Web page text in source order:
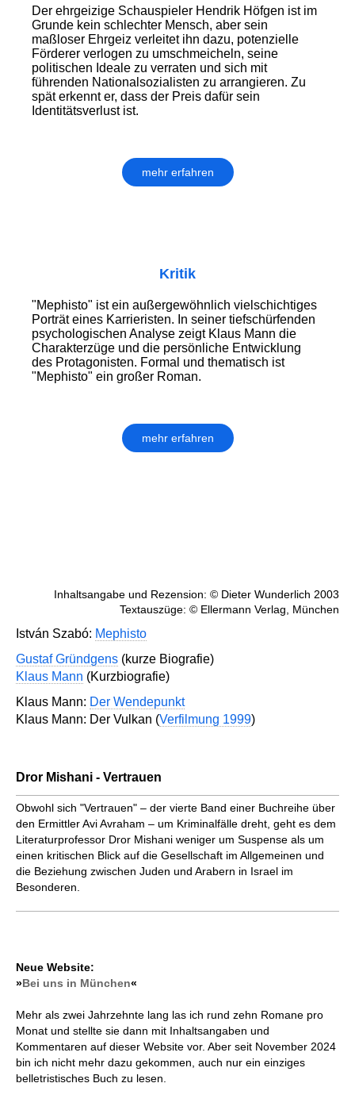
Der ehrgeizige Schauspieler Hendrik Höfgen ist im
Grunde kein schlechter Mensch, aber sein
maßloser Ehrgeiz verleitet ihn dazu, potenzielle
Förderer verlogen zu umschmeicheln, seine
politischen Ideale zu verraten und sich mit
führenden Nationalsozialisten zu arrangieren. Zu
spät erkennt er, dass der Preis dafür sein
Identitätsverlust ist.
mehr erfahren
Kritik
"Mephisto" ist ein außergewöhnlich vielschichtiges
Porträt eines Karrieristen. In seiner tiefschürfenden
psychologischen Analyse zeigt Klaus Mann die
Charakterzüge und die persönliche Entwicklung
des Protagonisten. Formal und thematisch ist
"Mephisto" ein großer Roman.
mehr erfahren
Inhaltsangabe und Rezension: © Dieter Wunderlich 2003
Textauszüge: © Ellermann Verlag, München
István Szabó: Mephisto
Gustaf Gründgens (kurze Biografie)
Klaus Mann (Kurzbiografie)
Klaus Mann: Der Wendepunkt
Klaus Mann: Der Vulkan (Verfilmung 1999)
Dror Mishani - Vertrauen
Obwohl sich "Vertrauen" – der vierte Band einer Buchreihe über
den Ermittler Avi Avraham – um Kriminalfälle dreht, geht es dem
Literaturprofessor Dror Mishani weniger um Suspense als um
einen kritischen Blick auf die Gesellschaft im Allgemeinen und
die Beziehung zwischen Juden und Arabern in Israel im
Besonderen.
Neue Website:
»Bei uns in München«
Mehr als zwei Jahrzehnte lang las ich rund zehn Romane pro
Monat und stellte sie dann mit Inhaltsangaben und
Kommentaren auf dieser Website vor. Aber seit November 2024
bin ich nicht mehr dazu gekommen, auch nur ein einziges
belletristisches Buch zu lesen.